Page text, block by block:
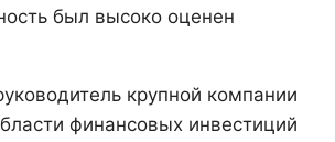
был высоко оценен
крупной компании
финансовых инвестиций